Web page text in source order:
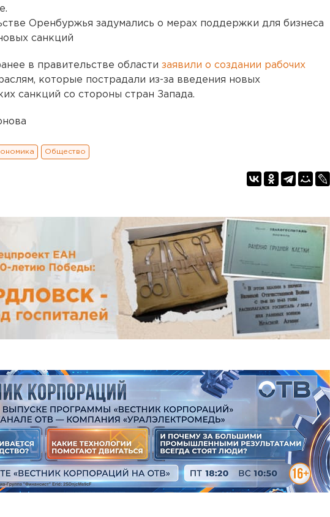
Оренбуржья задумались о мерах поддержки для бизнеса
санкций
в правительстве области заявили о создании рабочих
которые пострадали из-за введения новых
санкций со стороны стран Запада.
Общество